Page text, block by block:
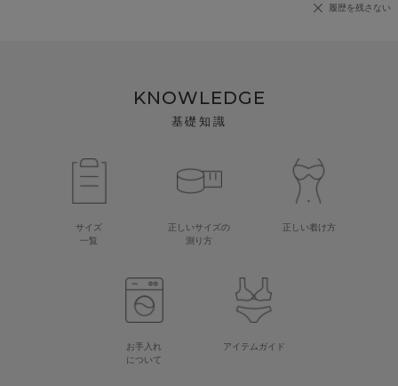
履歴を残さない
KNOWLEDGE
基礎知識
サイズ
一覧
正しいサイズの
測り方
正しい着け方
お手入れ
について
アイテムガイド